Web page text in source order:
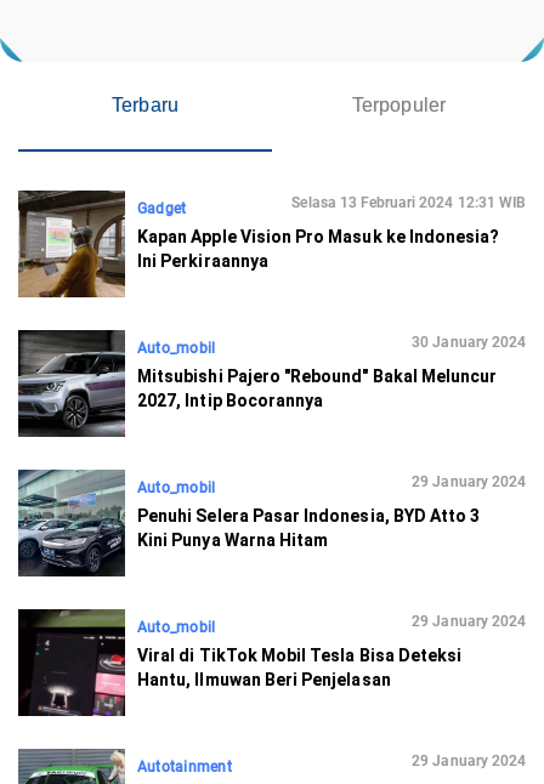
Terbaru Terpopuler
Gadget Selasa 13 Februari 2024 12:31 WIB
Kapan Apple Vision Pro Masuk ke Indonesia?
Ini Perkiraannya
Auto_mobil 30 January 2024
Mitsubishi Pajero "Rebound" Bakal Meluncur
2027, Intip Bocorannya
Auto_mobil 29 January 2024
Penuhi Selera Pasar Indonesia, BYD Atto 3
Kini Punya Warna Hitam
Auto_mobil 29 January 2024
Viral di TikTok Mobil Tesla Bisa Deteksi
Hantu, Ilmuwan Beri Penjelasan
Autotainment 29 January 2024